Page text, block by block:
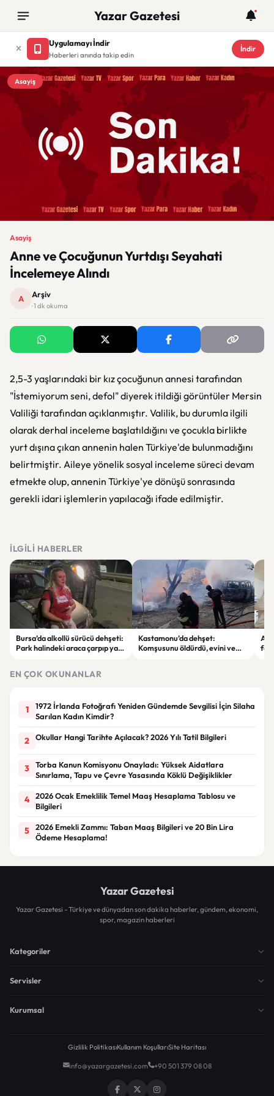
Yazar Gazetesi
Uygulamayı İndir
Haberleri anında takip edin
İndir
Asayiş
Asayiş
Anne ve Çocuğunun Yurtdışı Seyahati
İncelemeye Alındı
A Arşiv
· 1 dk okuma
2,5-3 yaşlarındaki bir kız çocuğunun annesi tarafından
"İstemiyorum seni, defol" diyerek itildiği görüntüler Mersin
Valiliği tarafından açıklanmıştır. Valilik, bu durumla ilgili
olarak derhal inceleme başlatıldığını ve çocukla birlikte
yurt dışına çıkan annenin halen Türkiye'de bulunmadığını
belirtmiştir. Aileye yönelik sosyal inceleme süreci devam
etmekte olup, annenin Türkiye'ye dönüşü sonrasında
gerekli idari işlemlerin yapılacağı ifade edilmiştir.
İLGILI HABERLER
Bursa’da alkollü sürücü dehşeti:
Park halindeki araca çarpıp yan
Kastamonu’da dehşet:
Komşusunu öldürdü, evini ve
EN ÇOK OKUNANLAR
1
1972 İrlanda Fotoğrafı Yeniden Gündemde Sevgilisi İçin Silaha
Sarılan Kadın Kimdir?
2 Okullar Hangi Tarihte Açılacak? 2026 Yılı Tatil Bilgileri
3
Torba Kanun Komisyonu Onayladı: Yüksek Aidatlara
Sınırlama, Tapu ve Çevre Yasasında Köklü Değişiklikler
4
2026 Ocak Emeklilik Temel Maaş Hesaplama Tablosu ve
Bilgileri
5
2026 Emekli Zammı: Taban Maaş Bilgileri ve 20 Bin Lira
Ödeme Hesaplama!
Yazar Gazetesi
Yazar Gazetesi - Türkiye ve dünyadan son dakika haberler, gündem, ekonomi,
spor, magazin haberleri
Kategoriler
Servisler
Kurumsal
Gizlilik PolitikasıKullanım KoşullarıSite Haritası
info@yazargazetesi.com +90 501 379 08 08